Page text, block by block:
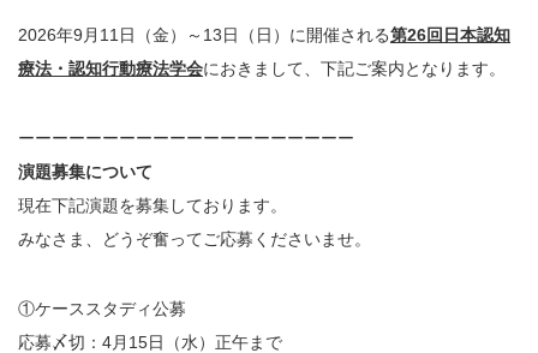
2026年9月11日（金）～13日（日）に開催される第26回日本認知
療法・認知行動療法学会におきまして、下記ご案内となります。
ーーーーーーーーーーーーーーーーーーーー
演題募集について
現在下記演題を募集しております。
みなさま、どうぞ奮ってご応募くださいませ。
①ケーススタディ公募
応募〆切：4月15日（水）正午まで